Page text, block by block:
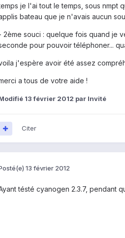
je l'ai tout le temps, sous
bateau que je n'avais aucun
2ème souci : quelque fois quand je
pour pouvoir téléphoner...
j'espère avoir été assez
a tous de votre aide !
13 février 2012 par Invité
Citer
13 février 2012
tésté cyanogen 2.3.7, pendant